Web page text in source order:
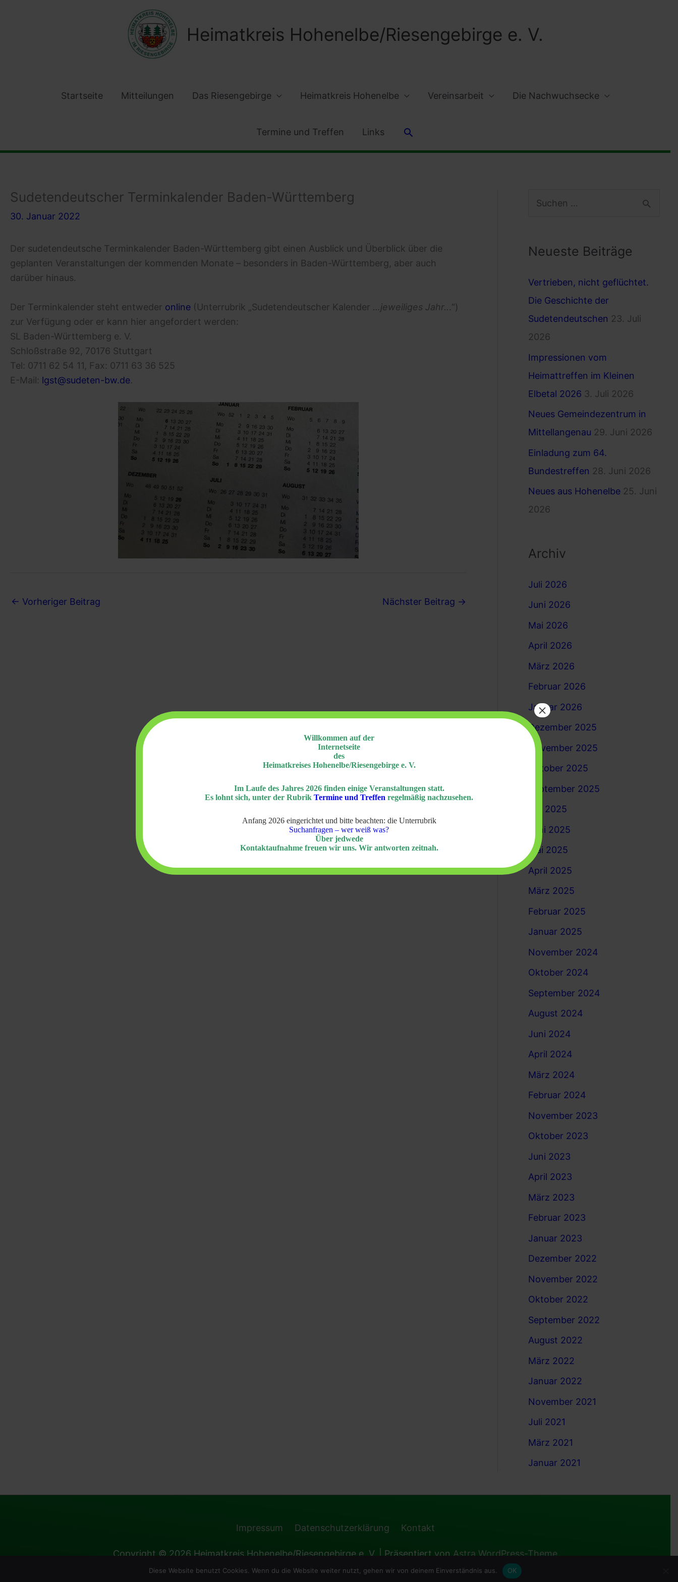
Heimatkreis Hohenelbe/Riesengebirge e. V.
Startseite Mitteilungen Das Riesengebirge Heimatkreis Hohenelbe Vereinsarbeit Die Nachwuchsecke
Termine und Treffen Links Suchen
Sudetendeutscher Terminkalender Baden-Württemberg
30. Januar 2022
Der sudetendeutsche Terminkalender Baden-Württemberg gibt einen Ausblick und Überblick über die
geplanten Veranstaltungen der kommenden Monate – besonders in Baden-Württemberg, aber auch
darüber hinaus.
Der Terminkalender steht entweder online (Unterrubrik „Sudetendeutscher Kalender …jeweiliges Jahr...“)
zur Verfügung oder er kann hier angefordert werden:
SL Baden-Württemberg e. V.
Schloßstraße 92, 70176 Stuttgart
Tel: 0711 62 54 11, Fax: 0711 63 36 525
E-Mail: lgst@sudeten-bw.de.
← Vorheriger Beitrag Nächster Beitrag →
h
n
n
a
c
h
:
Neueste Beiträge
Vertrieben, nicht geflüchtet.
Die Geschichte der
Sudetendeutschen 23. Juli
2026
Impressionen vom
Heimattreffen im Kleinen
Elbetal 2026 3. Juli 2026
Neues Gemeindezentrum in
Mittellangenau 29. Juni 2026
Einladung zum 64.
Bundestreffen 28. Juni 2026
Neues aus Hohenelbe 25. Juni
2026
Archiv
Juli 2026
Juni 2026
Mai 2026
April 2026
März 2026
Februar 2026
Januar 2026
Dezember 2025
November 2025
Oktober 2025
September 2025
Juli 2025
Juni 2025
Mai 2025
April 2025
März 2025
Februar 2025
Januar 2025
November 2024
Oktober 2024
September 2024
August 2024
Juni 2024
April 2024
März 2024
Februar 2024
November 2023
Oktober 2023
Juni 2023
April 2023
März 2023
Februar 2023
Januar 2023
Dezember 2022
November 2022
Oktober 2022
September 2022
August 2022
März 2022
Januar 2022
November 2021
Juli 2021
März 2021
Januar 2021
Impressum Datenschutzerklärung Kontakt
Copyright © 2026 Heimatkreis Hohenelbe/Riesengebirge e. V. | Präsentiert von Astra WordPress-Theme
Willkommen auf der
Internetseite
des
Heimatkreises Hohenelbe/Riesengebirge e. V.
Im Laufe des Jahres 2026 finden einige Veranstaltungen statt.
Es lohnt sich, unter der Rubrik Termine und Treffen regelmäßig nachzusehen.
Anfang 2026 eingerichtet und bitte beachten: die Unterrubrik
Suchanfragen – wer weiß was?
Über jedwede
Kontaktaufnahme freuen wir uns. Wir antworten zeitnah.
×
Diese Website benutzt Cookies. Wenn du die Website weiter nutzt, gehen wir von deinem Einverständnis aus. OK